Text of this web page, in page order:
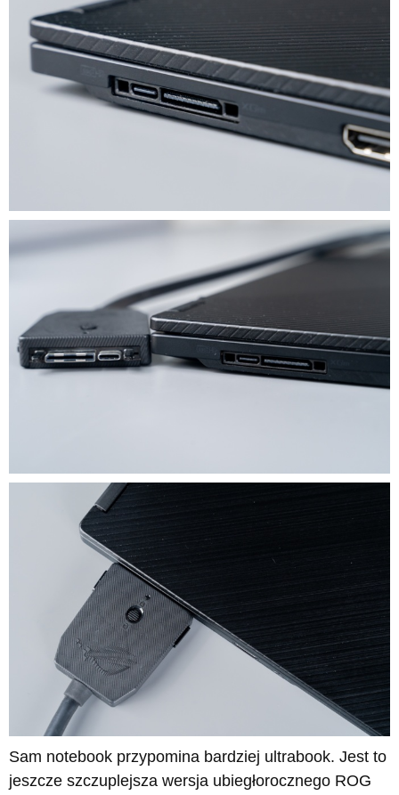
Sam notebook przypomina bardziej ultrabook. Jest to
jeszcze szczuplejsza wersja ubiegłorocznego ROG